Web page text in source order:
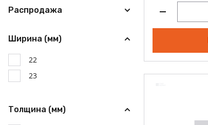
Распродажа
Ширина (мм)
22
23
Толщина (мм)